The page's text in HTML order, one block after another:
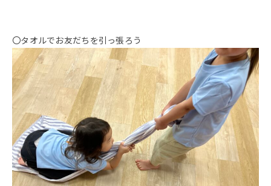
〇タオルでお友だちを引っ張ろう